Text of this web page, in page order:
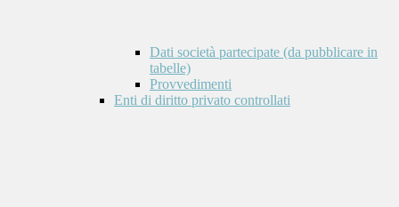
Dati società partecipate (da pubblicare in
tabelle)
Provvedimenti
Enti di diritto privato controllati